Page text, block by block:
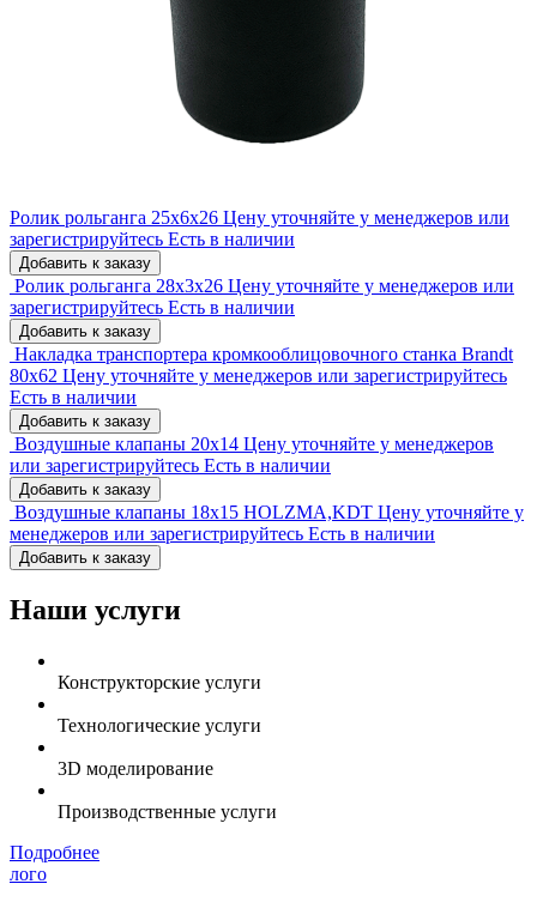
Ролик рольганга 25x6x26 Цену уточняйте у менеджеров или
зарегистрируйтесь Есть в наличии
Добавить к заказу
Ролик рольганга 28x3x26 Цену уточняйте у менеджеров или
зарегистрируйтесь Есть в наличии
Добавить к заказу
Накладка транспортера кромкооблицовочного станка Brandt
80x62 Цену уточняйте у менеджеров или зарегистрируйтесь
Есть в наличии
Добавить к заказу
Воздушные клапаны 20x14 Цену уточняйте у менеджеров
или зарегистрируйтесь Есть в наличии
Добавить к заказу
Воздушные клапаны 18x15 HOLZMA,KDT Цену уточняйте у
менеджеров или зарегистрируйтесь Есть в наличии
Добавить к заказу
Наши услуги
Конструкторские услуги
Технологические услуги
3D моделирование
Производственные услуги
Подробнее
лого